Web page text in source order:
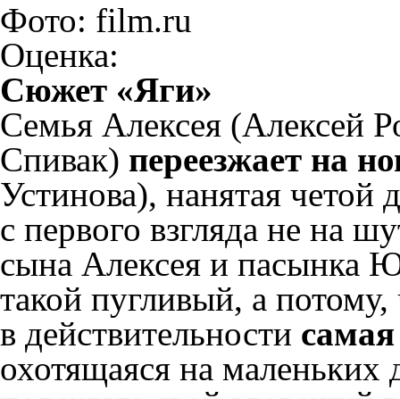
Фото: film.ru
Оценка:
Сюжет «Яги»
Семья Алексея (Алексей
Спивак) переезжает на
Устинова), нанятая
с первого взгляда не на
сына Алексея и пасынка
такой пугливый, а
в действительности
охотящаяся на